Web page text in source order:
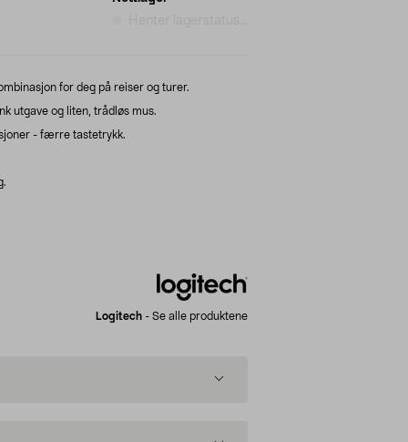
for deg på reiser og turer.
utgave og liten, trådløs mus.
- færre tastetrykk.
Logitech - Se alle produktene